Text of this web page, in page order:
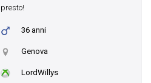
presto!
36 anni
Genova
LordWillys